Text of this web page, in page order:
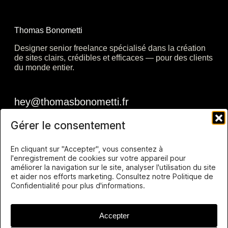
Gérer le consentement
En cliquant sur "Accepter", vous consentez à
l'enregistrement de cookies sur votre appareil pour
améliorer la navigation sur le site, analyser l'utilisation du site
et aider nos efforts marketing. Consultez notre Politique de
Confidentialité pour plus d'informations.
Accepter
Thomas Bonometti
Designer senior freelance spécialisé dans la création
de sites clairs, crédibles et efficaces — pour des clients
du monde entier.